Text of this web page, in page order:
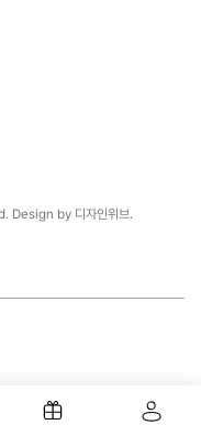
by 디자인위브.